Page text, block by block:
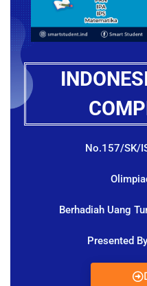
No.157/SK/
Berhadiah Uang
Presented